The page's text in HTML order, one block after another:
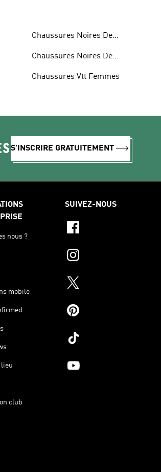
Chaussures Noires De
Chaussures Noires De
Chaussures Vtt Femmes
S'INSCRIRE GRATUITEMENT
nous ?
mobile
lieu
club
SUIVEZ-NOUS